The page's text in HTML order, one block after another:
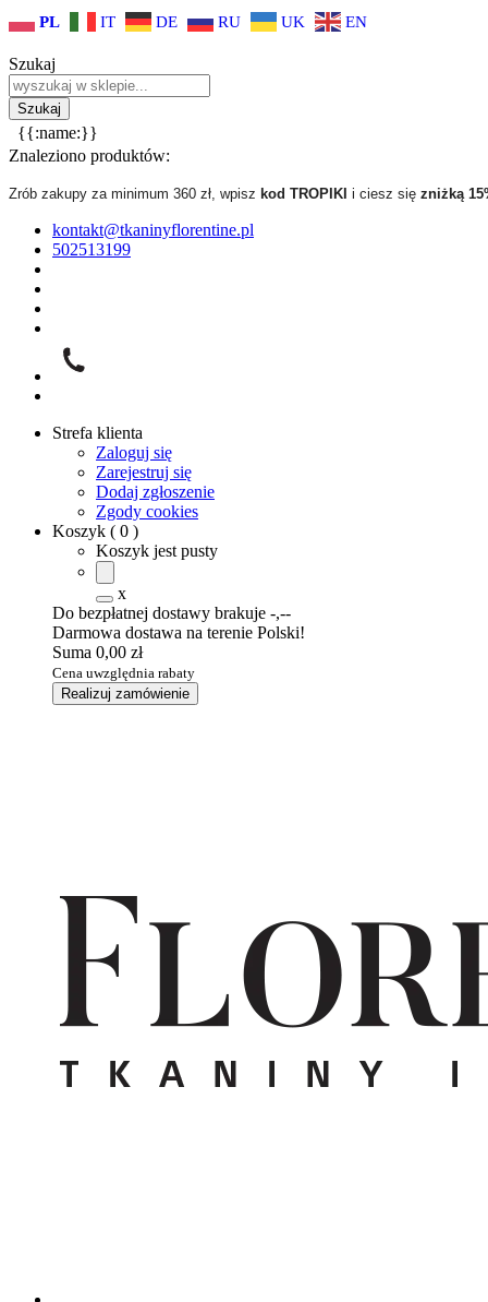
PL IT DE RU UK EN
Szukaj
{{:name:}}
Znaleziono produktów:
Zrób zakupy za minimum 360 zł, wpisz kod TROPIKI i ciesz się zniżką
kontakt@tkaninyflorentine.pl
502513199
Strefa klienta
Zaloguj się
Zarejestruj się
Dodaj zgłoszenie
Zgody cookies
Koszyk ( 0 )
Koszyk jest pusty
x
Do bezpłatnej dostawy brakuje -,--
Darmowa dostawa na terenie Polski!
Suma 0,00 zł
Cena uwzględnia rabaty
Realizuj zamówienie